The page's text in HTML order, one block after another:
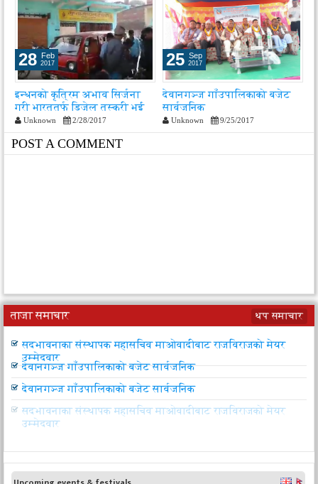
28 Feb
2017
इन्धनको कृत्रिम अभाव सिर्जना
गरी भारततर्फ डिजेल तस्करी भई
रहेको न्यौपानेको आरोप
Unknown 2/28/2017
25 Sep
2017
देवानगञ्ज गाँउपालिकाको बजेट
सार्वजनिक
Unknown 9/25/2017
POST A COMMENT
ताजा समाचार थप समाचार
उपप्रधानमन्त्री महरा आज चीन जाँदै
सदभावनाका संस्थापक महासचिव माओवादीबाट राजविराजको मेयर
उम्मेदवार
देवानगञ्ज गाँउपालिकाको बजेट सार्वजनिक
देवानगञ्ज गाँउपालिकाको बजेट सार्वजनिक
सदभावनाका संस्थापक महासचिव माओवादीबाट राजविराजको मेयर
उम्मेदवार